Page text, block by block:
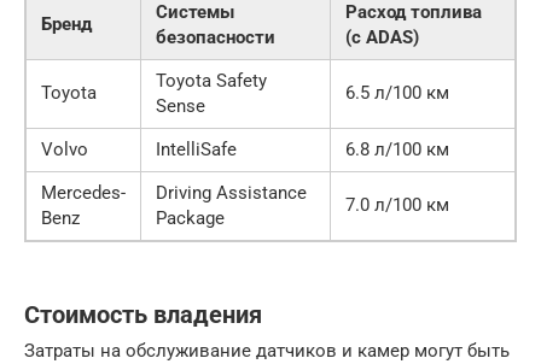
Бренд
Системы
безопасности
Расход топлива
(с ADAS)
Toyota
Toyota Safety
Sense
6.5 л/100 км
Volvo IntelliSafe
6.8 л/100 км
Mercedes-
Benz
Driving Assistance
Package
7.0 л/100 км
Стоимость владения
Затраты на обслуживание датчиков и камер могут быть